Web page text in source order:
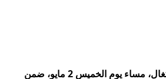
يحتضن استاد بينتو فيامارين مباراة قوية تجمع بين منتخب إسبانيا والبرتغال، مساء يوم الخميس 2 مايو، ضمن